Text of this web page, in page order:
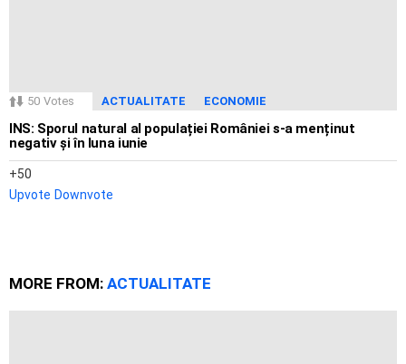
50 Votes ACTUALITATE ECONOMIE
INS: Sporul natural al populației României s-a menținut
negativ și în luna iunie
50
Upvote Downvote
MORE FROM: ACTUALITATE